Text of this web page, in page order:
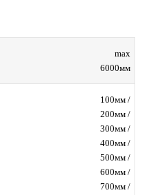
max
6000мм
100мм /
200мм /
300мм /
400мм /
500мм /
600мм /
700мм /